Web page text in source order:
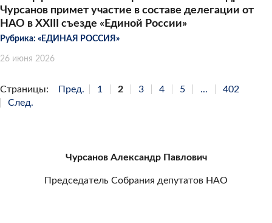
Чурсанов примет участие в составе делегации от
НАО в XXIII съезде «Единой России»
Рубрика: «ЕДИНАЯ РОССИЯ»
26 июня 2026
Страницы: Пред. 1 2 3 4 5 ...
402
След.
Чурсанов Александр Павлович
Председатель Собрания депутатов НАО